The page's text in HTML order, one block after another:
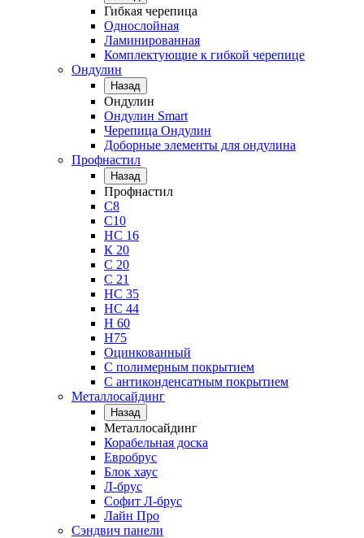
Гибкая черепица
Однослойная
Ламинированная
Комплектующие к гибкой черепице
Ондулин
Назад
Ондулин
Ондулин Smart
Черепица Ондулин
Доборные элементы для ондулина
Профнастил
Назад
Профнастил
С8
С10
НС 16
К 20
С 20
С 21
НС 35
НС 44
Н 60
Н75
Оцинкованный
С полимерным покрытием
С антиконденсатным покрытием
Металлосайдинг
Назад
Металлосайдинг
Корабельная доска
Евробрус
Блок хаус
Л-брус
Софит Л-брус
Лайн Про
Сэндвич панели